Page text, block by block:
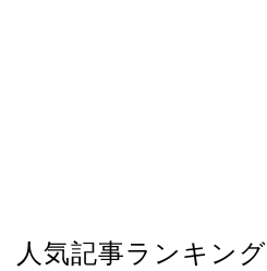
人気記事ランキング